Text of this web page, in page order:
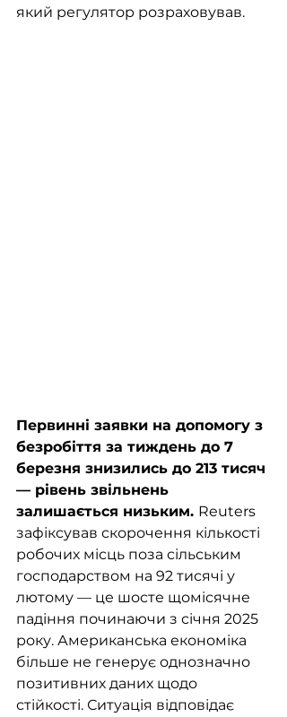
який регулятор розраховував.
Первинні заявки на допомогу з
безробіття за тиждень до 7
березня знизились до 213 тисяч
— рівень звільнень
залишається низьким. Reuters
зафіксував скорочення кількості
робочих місць поза сільським
господарством на 92 тисячі у
лютому — це шосте щомісячне
падіння починаючи з січня 2025
року. Американська економіка
більше не генерує однозначно
позитивних даних щодо
стійкості. Ситуація відповідає